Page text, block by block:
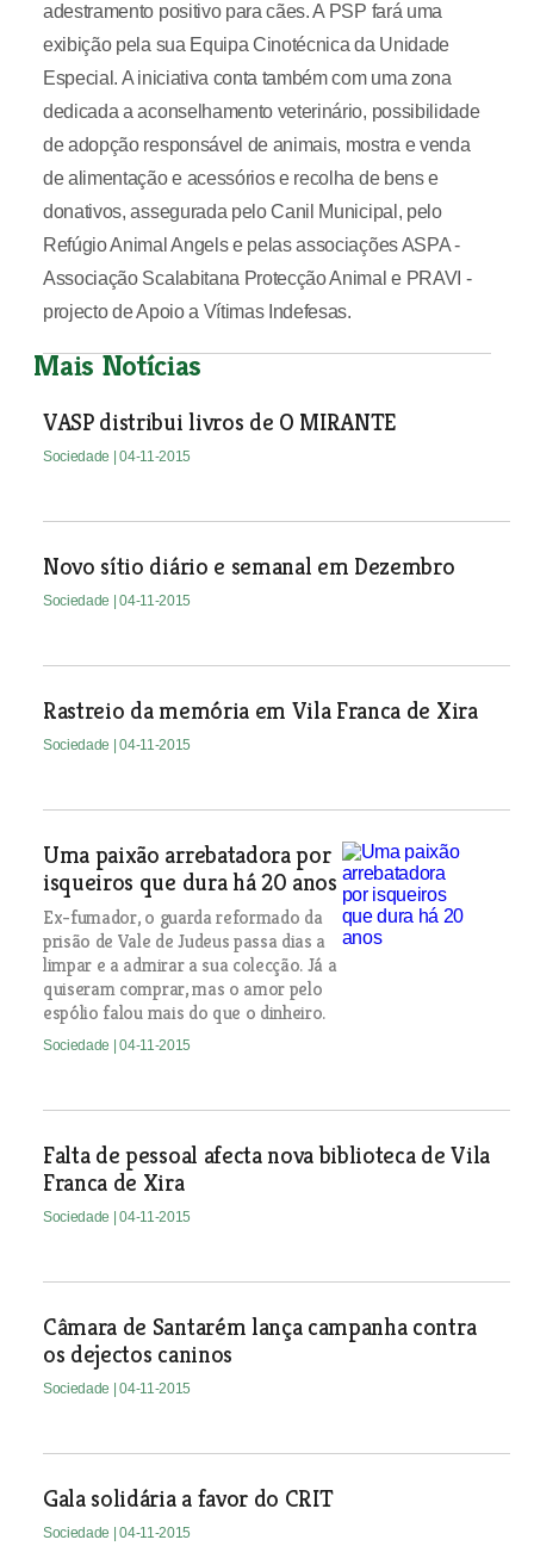
adestramento positivo para cães. A PSP fará uma
exibição pela sua Equipa Cinotécnica da Unidade
Especial. A iniciativa conta também com uma zona
dedicada a aconselhamento veterinário, possibilidade
de adopção responsável de animais, mostra e venda
de alimentação e acessórios e recolha de bens e
donativos, assegurada pelo Canil Municipal, pelo
Refúgio Animal Angels e pelas associações ASPA -
Associação Scalabitana Protecção Animal e PRAVI -
projecto de Apoio a Vítimas Indefesas.
Mais Notícias
VASP distribui livros de O MIRANTE
Sociedade | 04-11-2015
Novo sítio diário e semanal em Dezembro
Sociedade | 04-11-2015
Rastreio da memória em Vila Franca de Xira
Sociedade | 04-11-2015
Uma paixão arrebatadora por
isqueiros que dura há 20 anos
Ex-fumador, o guarda reformado da
prisão de Vale de Judeus passa dias a
limpar e a admirar a sua colecção. Já a
quiseram comprar, mas o amor pelo
espólio falou mais do que o dinheiro.
Sociedade | 04-11-2015
Falta de pessoal afecta nova biblioteca de Vila
Franca de Xira
Sociedade | 04-11-2015
Câmara de Santarém lança campanha contra
os dejectos caninos
Sociedade | 04-11-2015
Gala solidária a favor do CRIT
Sociedade | 04-11-2015